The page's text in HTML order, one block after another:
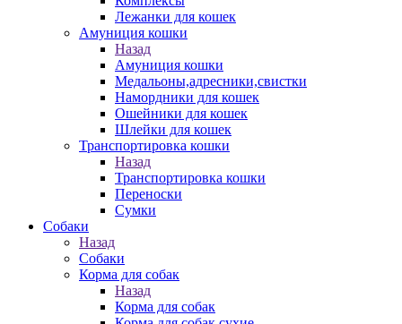
Лежанки для кошек
Амуниция кошки
Назад
Амуниция кошки
Медальоны,адресники,свистки
Намордники для кошек
Ошейники для кошек
Шлейки для кошек
Транспортировка кошки
Назад
Транспортировка кошки
Переноски
Сумки
Собаки
Назад
Собаки
Корма для собак
Назад
Корма для собак